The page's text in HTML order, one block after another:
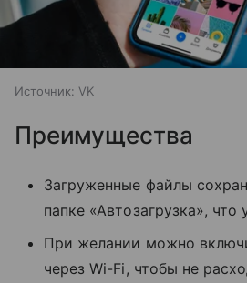
Источник: VK
Преимущества
Загруженные файлы
папке «Автозагрузка»,
При желании можно
через Wi-Fi, чтобы не